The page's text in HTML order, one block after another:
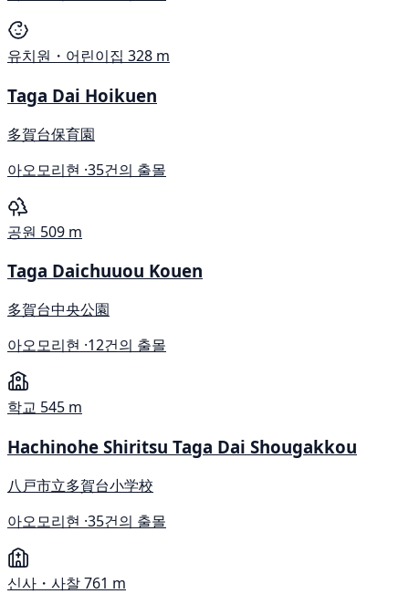
유치원・어린이집 328 m
Taga Dai Hoikuen
多賀台保育園
아오모리현 ·35건의 출몰
공원 509 m
Taga Daichuuou Kouen
多賀台中央公園
아오모리현 ·12건의 출몰
학교 545 m
Hachinohe Shiritsu Taga Dai Shougakkou
八戸市立多賀台小学校
아오모리현 ·35건의 출몰
신사・사찰761 m